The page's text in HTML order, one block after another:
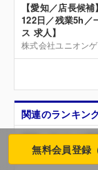
【愛知／店長候
122日／残業5h／
ス 求人】
株式会社ユニオン
関連のランキン
繊維・アパレル
グ2019
無料会員登録